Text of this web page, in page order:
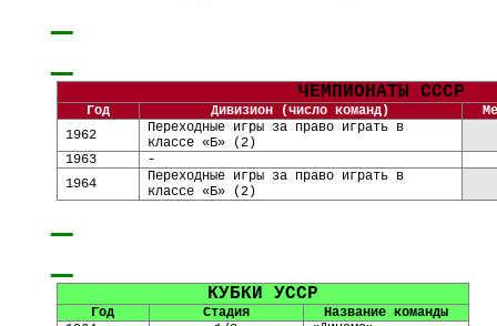
ЧЕМПИОНАТЫ СССР
Год Дивизион (число команд)
1962
Переходные игры за право играть в
классе «Б» (2)
1963
-
1964
Переходные игры за право играть в
классе «Б» (2)
КУБКИ УССР
Год Стадия
Название команды